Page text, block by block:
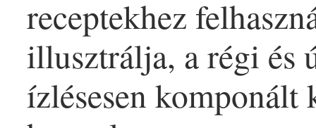
receptekhez
illusztrálja, a régi és
ízlésesen komponált